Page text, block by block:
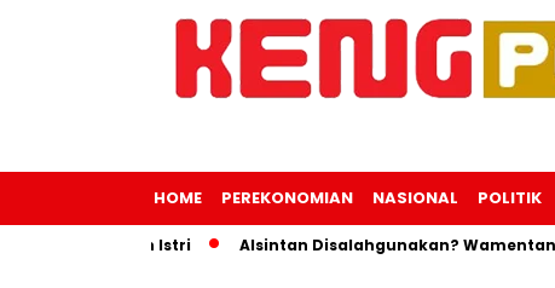
HOME PEREKONOMIAN NASIONAL POLITIK
Alsintan Disalahgunakan? Wamentan